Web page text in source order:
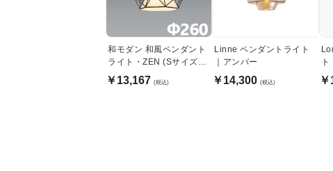
和モダン 和風ペンダント
ライト・ZEN (Sサイズ・
Φ260)
￥13,167 (税込)
Linne ペンダントライト
｜アンバー
￥14,300 (税込)